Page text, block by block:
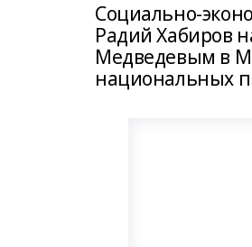
Социально-
Радий Хабиров
Медведевым в
национальных